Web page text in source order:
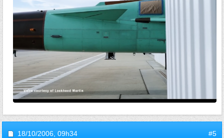
18/10/2006, 09h34 #5